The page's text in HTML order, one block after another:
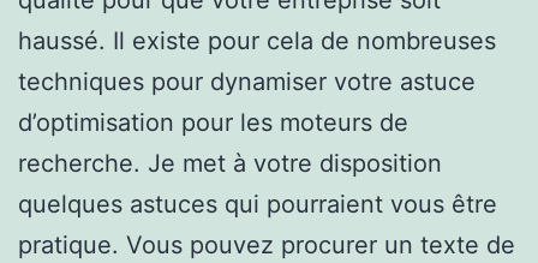
haussé. Il existe pour cela de nombreuses
techniques pour dynamiser votre astuce
d’optimisation pour les moteurs de
recherche. Je met à votre disposition
quelques astuces qui pourraient vous être
pratique. Vous pouvez procurer un texte de